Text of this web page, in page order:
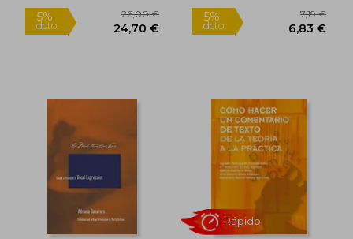
5% 5%
dcto.